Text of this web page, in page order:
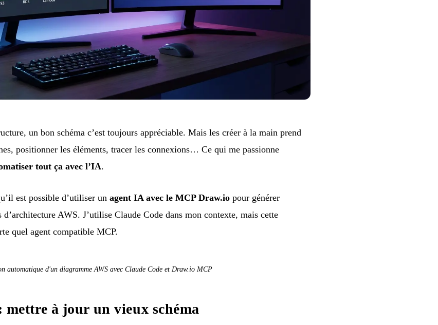
un bon schéma c’est toujours appréciable. Mais les créer à la main prend
positionner les éléments, tracer les connexions… Ce qui me passionne
tout ça avec l’IA.
est possible d’utiliser un agent IA avec le MCP Draw.io pour générer
AWS. J’utilise Claude Code dans mon contexte, mais cette
quel agent compatible MCP.
automatique d'un diagramme AWS avec Claude Code et Draw.io MCP
à jour un vieux schéma